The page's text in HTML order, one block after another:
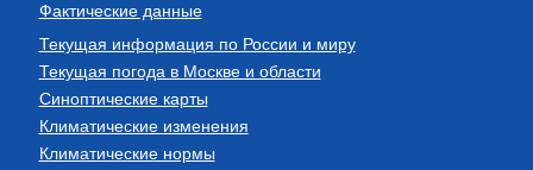
Фактические данные
Текущая информация по России и миру
Текущая погода в Москве и области
Синоптические карты
Климатические изменения
Климатические нормы